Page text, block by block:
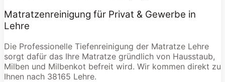
Matratzenreinigung für Privat & Gewerbe in
Lehre
Die Professionelle Tiefenreinigung der Matratze Lehre
sorgt dafür das Ihre Matratze gründlich von Hausstaub,
Milben und Milbenkot befreit wird. Wir kommen direkt zu
Ihnen nach 38165 Lehre.